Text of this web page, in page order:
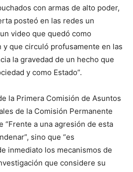
con armas de alto poder,
posteó en las redes un
video que quedó como
y que circuló profusamente en las
la gravedad de un hecho que
y como Estado”.
la Primera Comisión de Asuntos
de la Comisión Permanente
“Frente a una agresión de esta
”, sino que “es
inmediato los mecanismos de
que considere su